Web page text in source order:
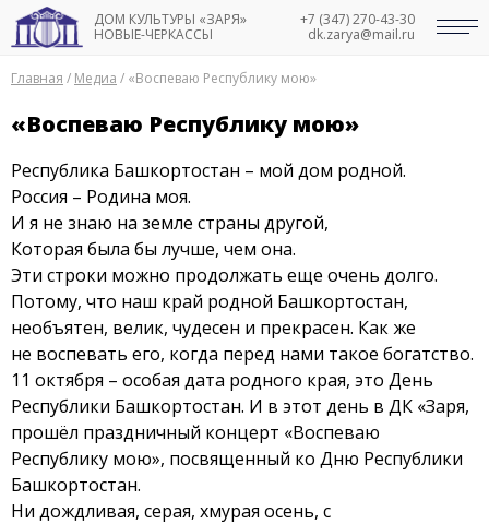
ДОМ КУЛЬТУРЫ «ЗАРЯ»
НОВЫЕ-ЧЕРКАССЫ
+7 (347) 270-43-30
dk.zarya@mail.ru
Главная / Медиа / «Воспеваю Республику мою»
«Воспеваю Республику мою»
Республика Башкортостан – мой дом родной.
Россия – Родина моя.
И я не знаю на земле страны другой,
Которая была бы лучше, чем она.
Эти строки можно продолжать еще очень долго.
Потому, что наш край родной Башкортостан,
необъятен, велик, чудесен и прекрасен. Как же
не воспевать его, когда перед нами такое богатство.
11 октября – особая дата родного края, это День
Республики Башкортостан. И в этот день в ДК «Заря,
прошёл праздничный концерт «Воспеваю
Республику мою», посвященный ко Дню Республики
Башкортостан.
Ни дождливая, серая, хмурая осень, с